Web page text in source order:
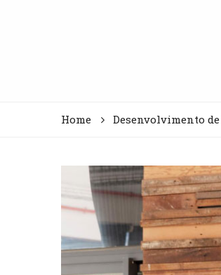
Home Desenvolvimento